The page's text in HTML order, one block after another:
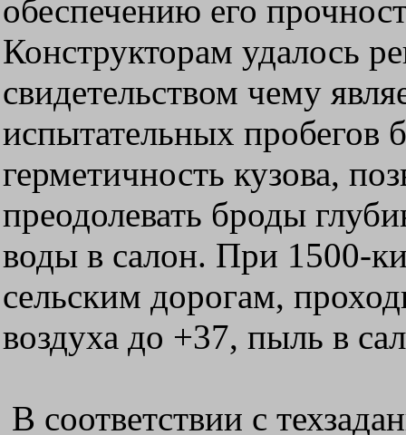
обеспечению его
Конструкторам удалось
свидетельством чему
испытательных пробегов
герметичность кузова,
преодолевать броды
воды в салон. При 1500-
сельским дорогам,
воздуха до +37, пыль в
В соответствии с